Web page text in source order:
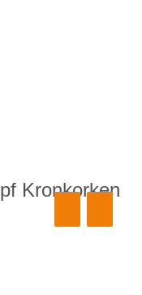
Kronkorken